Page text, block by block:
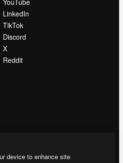
YouTube
LinkedIn
TikTok
Discord
X
Reddit
device to enhance site